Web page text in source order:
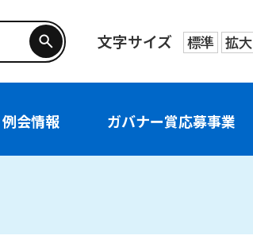
文字サイズ 標準 拡大
例会情報 ガバナー賞応募事業